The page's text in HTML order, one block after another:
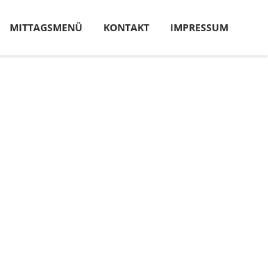
MITTAGSMENÜ KONTAKT IMPRESSUM